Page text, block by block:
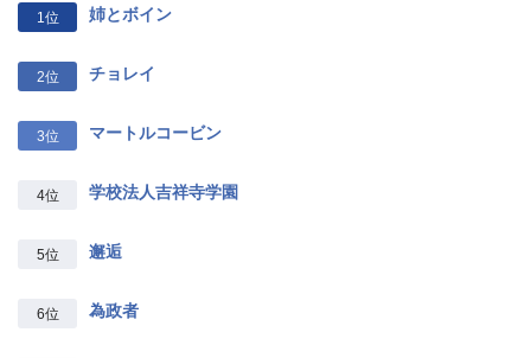
1位 姉とボイン
2位 チョレイ
3位 マートルコービン
4位 学校法人吉祥寺学園
5位 邂逅
6位 為政者